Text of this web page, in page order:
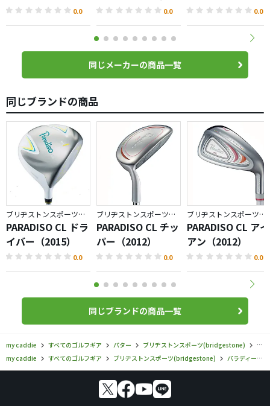
イバー
0.0
バー
0.0 0.0
同じメーカーの商品一覧
同じブランドの商品
ブリヂストンスポーツ／パラディーゾ
PARADISO CL ドラ
イバー（2015）
0.0
ブリヂストンスポーツ／パラディーゾ
PARADISO CL チッ
パー（2012）
0.0
ブリヂストンスポーツ／パラディーゾ
PARADISO CL アイ
アン（2012）
0.0
同じブランドの商品一覧
my caddie すべてのゴルフギア パター ブリヂストンスポーツ(bridgestone)
パ
my caddie
すべてのゴルフギア ブリヂストンスポーツ(bridgestone) パラディーゾ